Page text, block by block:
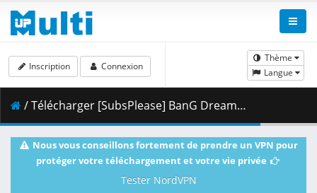
Thème
Langue
Inscription Connexion
/ Télécharger [SubsPlease] BanG Dream_ Ave Mujica - 08 (1080p) [6CF3A3E3].mkv.003 ( 459.52 MB )
Nous vous conseillons fortement de prendre un VPN pour
protéger votre téléchargement et votre vie privée
Tester NordVPN